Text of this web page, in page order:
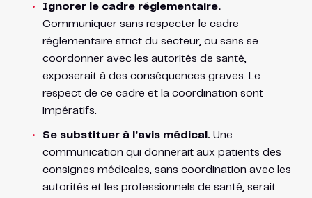
Ignorer le cadre réglementaire.
Communiquer sans respecter le cadre
réglementaire strict du secteur, ou sans se
coordonner avec les autorités de santé,
exposerait à des conséquences graves. Le
respect de ce cadre et la coordination sont
impératifs.
Se substituer à l’avis médical.Une
communication qui donnerait aux patients des
consignes médicales, sans coordination avec les
autorités et les professionnels de santé, serait